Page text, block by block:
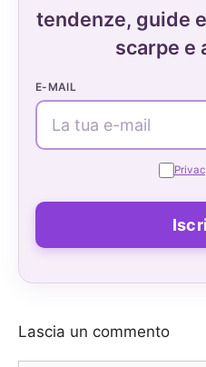
tendenze, guide
scarpe e
E-MAIL
Lascia un commento